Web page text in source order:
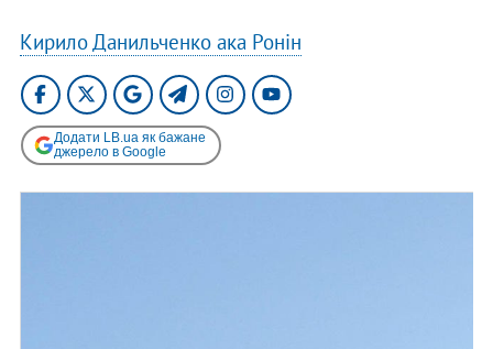
Кирило Данильченко ака Ронін
Додати LB.ua як бажане
джерело в Google